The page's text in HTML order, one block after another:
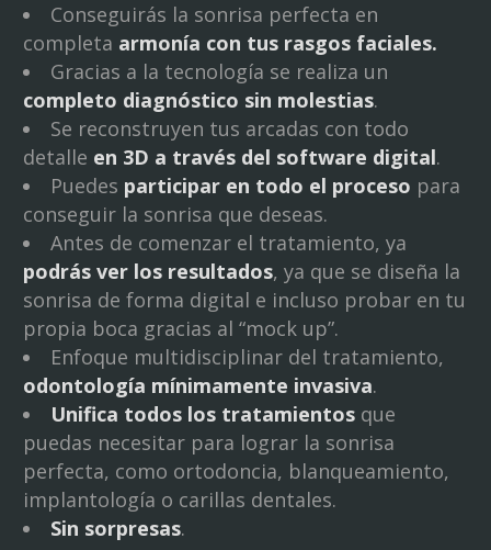
Conseguirás la sonrisa perfecta en
completa armonía con tus rasgos faciales.
Gracias a la tecnología se realiza un
completo diagnóstico sin molestias.
Se reconstruyen tus arcadas con todo
detalle en 3D a través del software digital.
Puedes participar en todo el proceso para
conseguir la sonrisa que deseas.
Antes de comenzar el tratamiento, ya
podrás ver los resultados, ya que se diseña la
sonrisa de forma digital e incluso probar en tu
propia boca gracias al “mock up”.
Enfoque multidisciplinar del tratamiento,
odontología mínimamente invasiva.
Unifica todos los tratamientosque
puedas necesitar para lograr la sonrisa
perfecta, como ortodoncia, blanqueamiento,
implantología o carillas dentales.
Sin sorpresas.